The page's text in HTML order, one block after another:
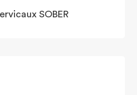
SOBER